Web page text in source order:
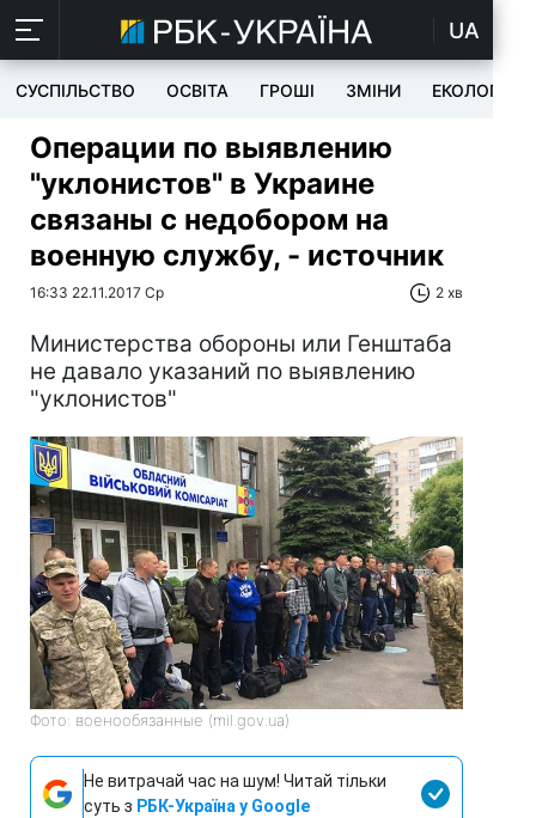
UA
СУСПІЛЬСТВО ОСВІТА ГРОШІ ЗМІНИ ЕКОЛОГІЯ
Операции по выявлению
"уклонистов" в Украине
связаны с недобором на
военную службу, - источник
16:33 22.11.2017 Ср 2 хв
Министерства обороны или Генштаба
не давало указаний по выявлению
"уклонистов"
Фото: военообязанные (mil.gov.ua)
Не витрачай час на шум! Читай тільки
суть з РБК-Україна у Google